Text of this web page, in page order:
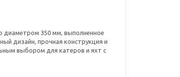
диаметром 350 мм, выполненное
дизайн, прочная конструкция и
выбором для катеров и яхт с